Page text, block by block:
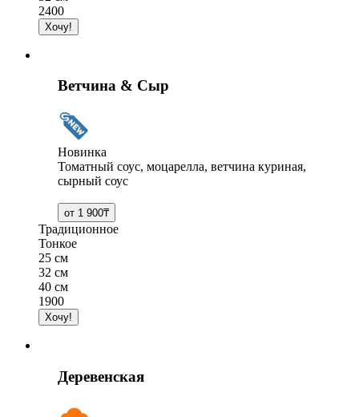
2400
Ветчина & Сыр
Новинка
Томатный соус, моцарелла, ветчина куриная,
сырный соус
Традиционное
Тонкое
25 см
32 см
40 см
1900
Деревенская